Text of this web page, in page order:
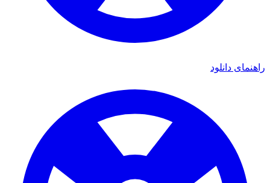
راهنمای دانلود